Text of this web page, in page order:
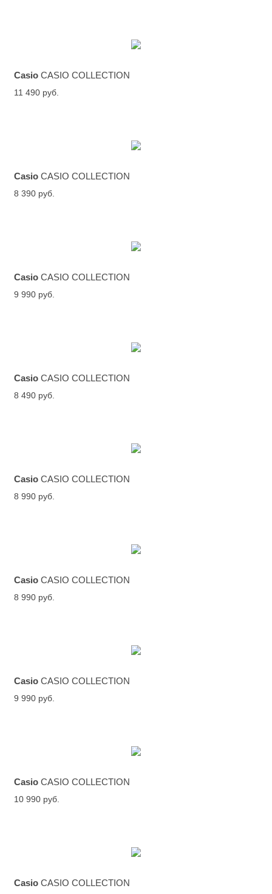
Casio CASIO COLLECTION
11 490 руб.
Casio CASIO COLLECTION
8 390 руб.
Casio CASIO COLLECTION
9 990 руб.
Casio CASIO COLLECTION
8 490 руб.
Casio CASIO COLLECTION
8 990 руб.
Casio CASIO COLLECTION
8 990 руб.
Casio CASIO COLLECTION
9 990 руб.
Casio CASIO COLLECTION
10 990 руб.
Casio CASIO COLLECTION